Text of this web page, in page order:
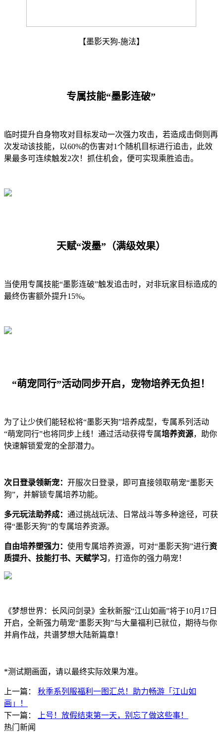
【墨影天狗-施法】
专属技能“墨影连破”
临时提升自身物攻对目标发动一次强力攻击，若造成击倒则再
次发动该技能，以60%的伤害对1个随机目标进行追击，此效
果最多可连续触发2次！抓住机会，便可实现乘胜追击。
天赋“泼墨”（满级效果）
当使用专属技能“墨影连破”触发追击时，对非玩家目标造成的
最终伤害额外提升15%。
“萌宠同行”活动同步开启，宠物培养无负担！
为了让少侠们能轻松将“墨影天狗”培养成型，专属系列活动
“萌宠同行”也将同步上线！通过活动获得专属培养资源，助你
快速解锁爱宠的全部潜力。
次日登录领新宠： 开服次日登录，即可直接领取萌宠“墨影天
狗”，并解锁专属培养功能。
多元玩法助养成： 通过挑战玩法、日常战斗等多种途径，可获
得“墨影天狗”的专属培养资源。
自由培养塑强力： 使用专属培养资源，可对“墨影天狗”进行资
质提升、技能打书、天赋学习，打造你的强力萌宠！
《梦想世界：长风问剑录》金秋新服“江山如画”将于10月17日
开启，全新强力萌宠“墨影天狗”与大量福利已就位，期待与你
并肩作战，共谱梦想大陆新篇章！
*测试期画面，请以最终实际效果为准。
上一篇：
秋季系列服福利一图汇总！助力畅游「江山如
画」！
下一篇：
上号！放假结束第一天，别忘了做这些事！
热门新闻